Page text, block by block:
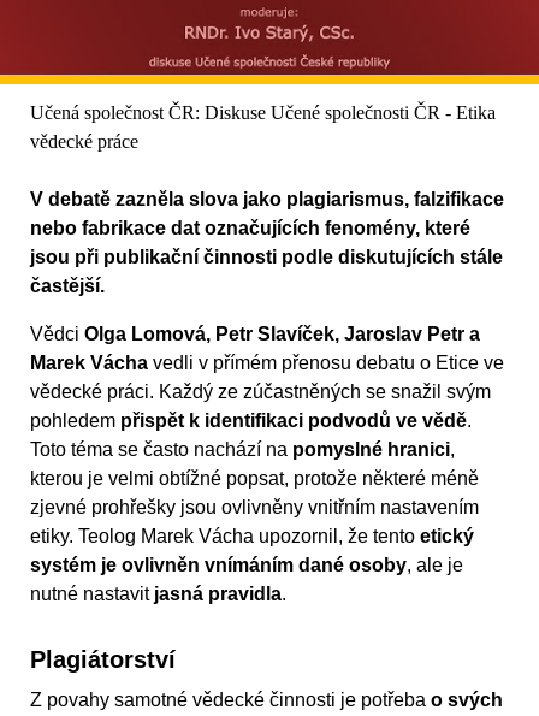
Učená společnost ČR: Diskuse Učené společnosti ČR - Etika
vědecké práce
V debatě zazněla slova jako plagiarismus, falzifikace
nebo fabrikace dat označujících fenomény, které
jsou při publikační činnosti podle diskutujících stále
častější.
Vědci Olga Lomová, Petr Slavíček, Jaroslav Petr a
Marek Vácha vedli v přímém přenosu debatu o Etice ve
vědecké práci. Každý ze zúčastněných se snažil svým
pohledem přispět k identifikaci podvodů ve vědě.
Toto téma se často nachází na pomyslné hranici,
kterou je velmi obtížné popsat, protože některé méně
zjevné prohřešky jsou ovlivněny vnitřním nastavením
etiky. Teolog Marek Vácha upozornil, že tento etický
systém je ovlivněn vnímáním dané osoby, ale je
nutné nastavit jasná pravidla.
Plagiátorství
Z povahy samotné vědecké činnosti je potřeba o svých